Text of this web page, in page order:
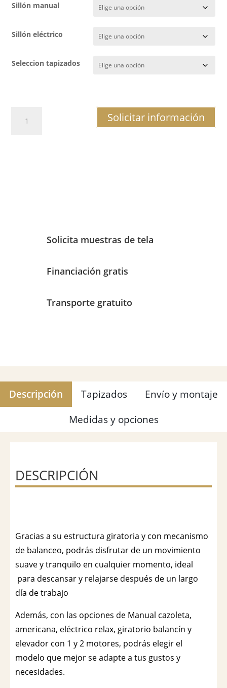
Sillón manual
Sillón eléctrico
Seleccion tapizados
Seda
Solicitar información
Solicita muestras de tela
Financiación gratis
Transporte gratuito
Descripción Tapizados
Envío y montaje
Medidas y opciones
DESCRIPCIÓN
Gracias a su estructura giratoria y con mecanismo
de balanceo, podrás disfrutar de un movimiento
suave y tranquilo en cualquier momento, ideal
para descansar y relajarse después de un largo
día de trabajo
Además, con las opciones de Manual cazoleta,
americana, eléctrico relax, giratorio balancín y
elevador con 1 y 2 motores, podrás elegir el
modelo que mejor se adapte a tus gustos y
necesidades.